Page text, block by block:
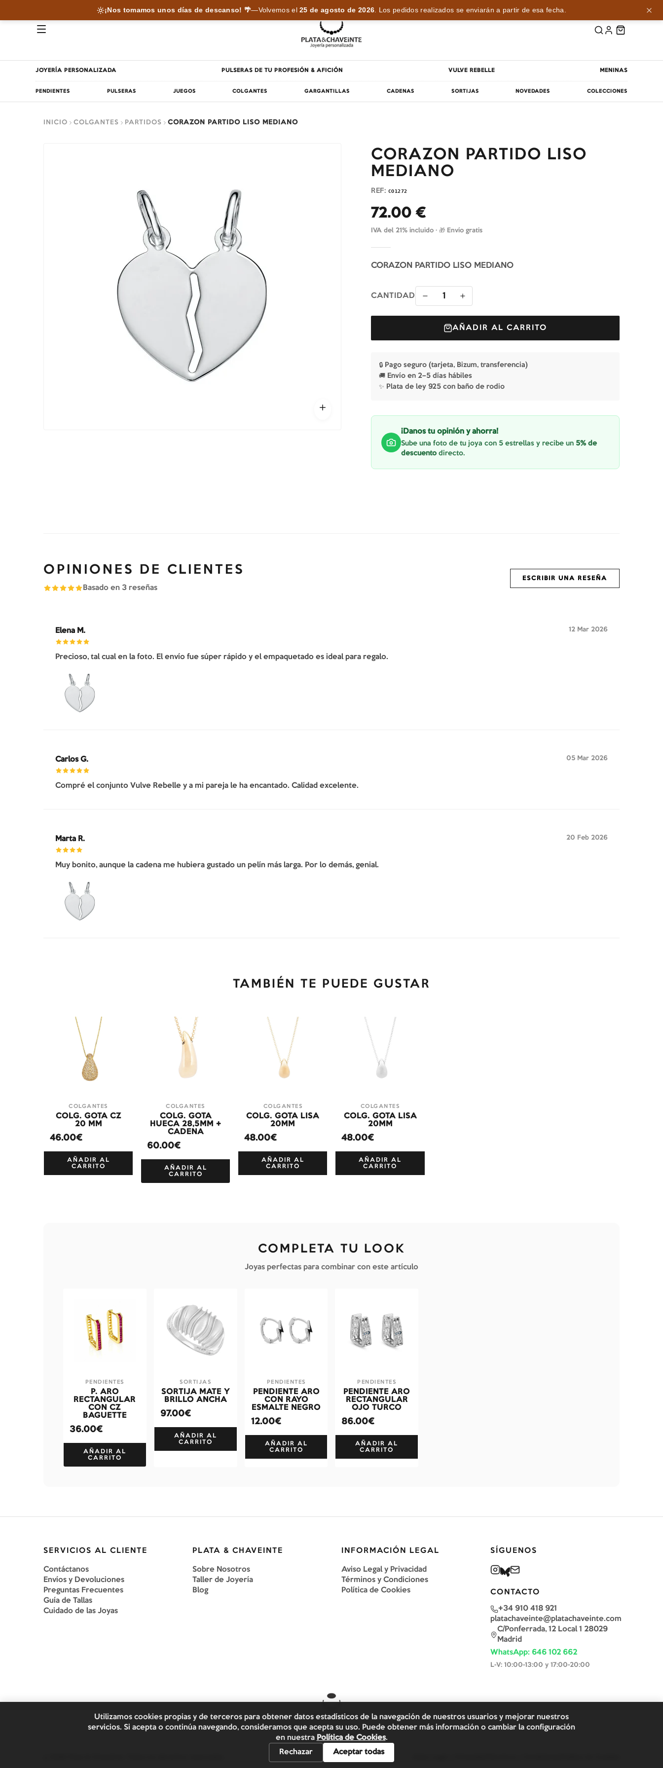
¡Nos tomamos unos días de descanso! 🌴—Volvemos el25 de agosto de 2026. Los pedidos realizados se enviarán a partir de esa fecha.
JOYERÍA PERSONALIZADA PULSERAS DE TU PROFESIÓN & AFICIÓN VULVE REBELLE MENINAS
PENDIENTES PULSERAS JUEGOS COLGANTES GARGANTILLAS CADENAS SORTIJAS NOVEDADES COLECCIONES
INICIO COLGANTES PARTIDOS CORAZON PARTIDO LISO MEDIANO
CORAZON PARTIDO LISO
MEDIANO
REF: CO1272
72.00 €
IVA del 21% incluido ·🎁 Envío gratis
CORAZON PARTIDO LISO MEDIANO
CANTIDAD 1
AÑADIR AL CARRITO
🔒 Pago seguro (tarjeta, Bizum, transferencia)
🚚 Envío en 2–5 días hábiles
✨ Plata de ley 925 con baño de rodio
¡Danos tu opinión y ahorra!
Sube una foto de tu joya con 5 estrellas y recibe un 5% de
descuento directo.
OPINIONES DE CLIENTES
Basado en 3 reseñas
ESCRIBIR UNA RESEÑA
Elena M. 12 Mar 2026
Precioso, tal cual en la foto. El envío fue súper rápido y el empaquetado es ideal para regalo.
Carlos G. 05 Mar 2026
Compré el conjunto Vulve Rebelle y a mi pareja le ha encantado. Calidad excelente.
Marta R. 20 Feb 2026
Muy bonito, aunque la cadena me hubiera gustado un pelín más larga. Por lo demás, genial.
TAMBIÉN TE PUEDE GUSTAR
COLGANTES
COLG. GOTA CZ
20 MM
46.00€
AÑADIR AL
CARRITO
COLGANTES
COLG. GOTA
HUECA 28,5MM +
CADENA
60.00€
AÑADIR AL
CARRITO
COLGANTES
COLG. GOTA LISA
20MM
48.00€
AÑADIR AL
CARRITO
COLGANTES
COLG. GOTA LISA
20MM
48.00€
AÑADIR AL
CARRITO
COMPLETA TU LOOK
Joyas perfectas para combinar con este artículo
PENDIENTES
P. ARO
RECTANGULAR
CON CZ
BAGUETTE
36.00€
AÑADIR AL
CARRITO
SORTIJAS
SORTIJA MATE Y
BRILLO ANCHA
97.00€
AÑADIR AL
CARRITO
PENDIENTES
PENDIENTE ARO
CON RAYO
ESMALTE NEGRO
12.00€
AÑADIR AL
CARRITO
PENDIENTES
PENDIENTE ARO
RECTANGULAR
OJO TURCO
86.00€
AÑADIR AL
CARRITO
SERVICIOS AL CLIENTE
Contáctanos
Envíos y Devoluciones
Preguntas Frecuentes
Guía de Tallas
Cuidado de las Joyas
PLATA & CHAVEINTE
Sobre Nosotros
Taller de Joyería
Blog
INFORMACIÓN LEGAL
Aviso Legal y Privacidad
Términos y Condiciones
Política de Cookies
SÍGUENOS
CONTACTO
+34 910 418 921
platachaveinte@platachaveinte.com
C/Ponferrada, 12 Local 1 28029
Madrid
WhatsApp: 646 102 662
L-V: 10:00-13:00 y 17:00-20:00
Utilizamos cookies propias y de terceros para obtener datos estadísticos de la navegación de nuestros usuarios y mejorar nuestros
servicios. Si acepta o continúa navegando, consideramos que acepta su uso. Puede obtener más información o cambiar la configuración
en nuestra Política de Cookies.
Rechazar Aceptar todas